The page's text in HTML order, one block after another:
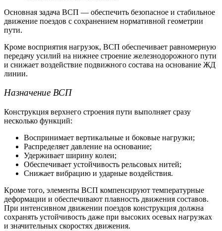
Основная задача ВСП — обеспечить безопасное и стабильное
движение поездов с сохранением нормативной геометрии
пути.
Кроме восприятия нагрузок, ВСП обеспечивает равномерную
передачу усилий на нижнее строение железнодорожного пути
и снижает воздействие подвижного состава на основание ЖД
линии.
Назначение ВСП
Конструкция верхнего строения пути выполняет сразу
несколько функций:
Воспринимает вертикальные и боковые нагрузки;
Распределяет давление на основание;
Удерживает ширину колеи;
Обеспечивает устойчивость рельсовых нитей;
Снижает вибрацию и ударные воздействия.
Кроме того, элементы ВСП компенсируют температурные
деформации и обеспечивают плавность движения составов.
При интенсивном движении поездов конструкция должна
сохранять устойчивость даже при высоких осевых нагрузках
и значительных скоростях движения.